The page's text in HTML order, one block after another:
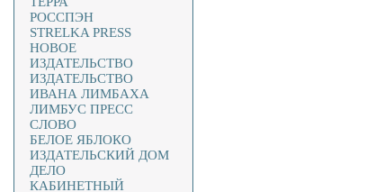
РОССПЭН
STRELKA PRESS
НОВОЕ
ИЗДАТЕЛЬСТВО
ИЗДАТЕЛЬСТВО
ИВАНА ЛИМБАХА
ЛИМБУС ПРЕСС
СЛОВО
БЕЛОЕ ЯБЛОКО
ИЗДАТЕЛЬСКИЙ ДОМ
ДЕЛО
КАБИНЕТНЫЙ